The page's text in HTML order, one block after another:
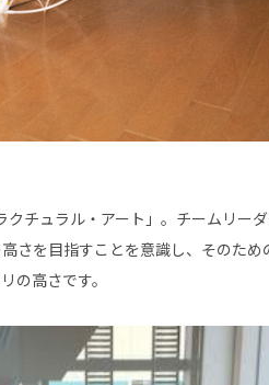
チュラル・アート」。チームリーダ
さを目指すことを意識し、そのた
の高さです。